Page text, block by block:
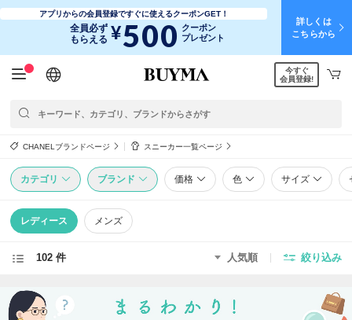
アプリからの会員登録ですぐに使えるクーポンGET！
全員必ず
もらえる ¥500 クーポン
プレゼント
詳しくは
こちらから
日本語
English
简体中文
繁體中文
今すぐ
会員登録!
CHANELブランドページ スニーカー一覧ページ
カテゴリ ブランド 価格 色 サイズ
レディース メンズ
102 件 人気順 絞り込み